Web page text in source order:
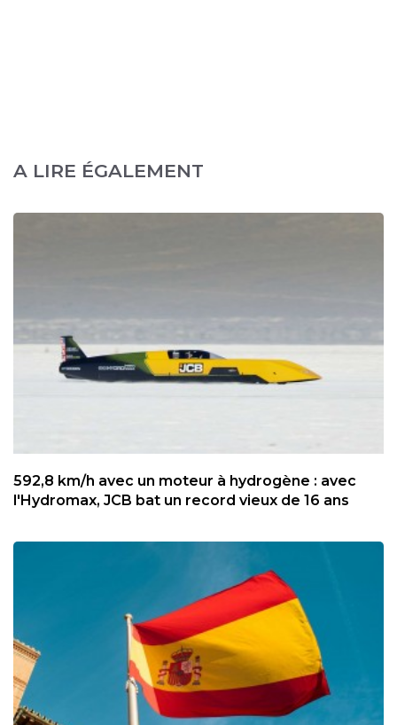
A LIRE ÉGALEMENT
592,8 km/h avec un moteur à hydrogène : avec
l'Hydromax, JCB bat un record vieux de 16 ans